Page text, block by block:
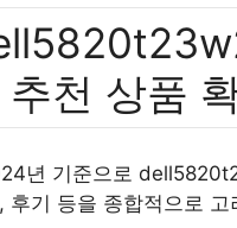
추천 상품
년 기준으로
후기 등을 종합적으로